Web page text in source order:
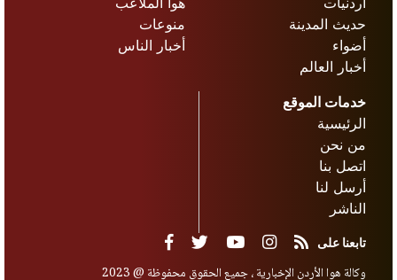
حديث المدينة
أضواء
أخبار العالم
منوعات
أخبار الناس
خدمات الموقع
الرئيسية
من نحن
اتصل بنا
أرسل لنا
الناشر
تابعنا على
وكالة هوا الأردن الإخبارية ، جميع الحقوق محفوظة @ 2023